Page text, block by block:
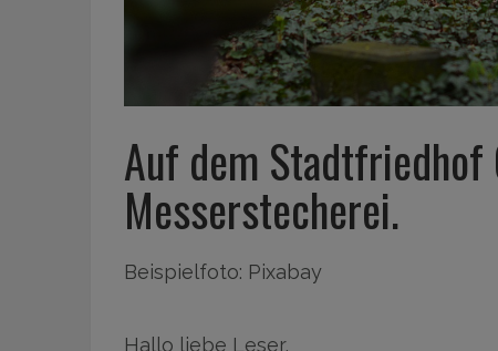
Auf dem Stadtfriedhof
Messerstecherei.
Beispielfoto: Pixabay
Hallo liebe Leser,